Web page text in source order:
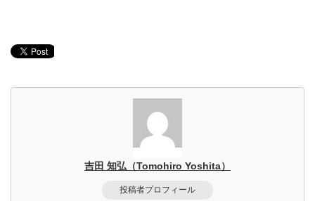
吉田 知弘（Tomohiro Yoshita）
投稿者プロフィール